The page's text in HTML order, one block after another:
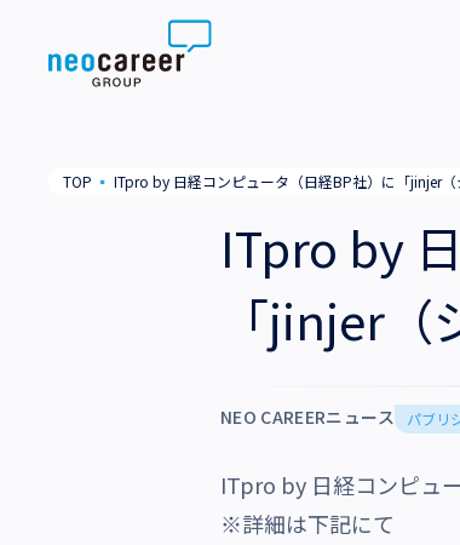
TOP ▪ ITpro by 日経コンピュータ（日経BP社）に「jinjer
ITpro by
「jinjer
NEO CAREERニュース パブリ
ITpro by 日経コンピュ
※詳細は下記にて